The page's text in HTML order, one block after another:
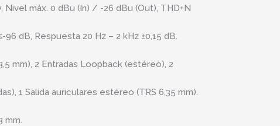
máx. 0 dBu (In) / -26 dBu (Out), THD+N
dB, Respuesta 20 Hz – 2 kHz ±0,15 dB.
mm), 2 Entradas Loopback (estéreo), 2
1 Salida auriculares estéreo (TRS 6,35 mm).
mm.